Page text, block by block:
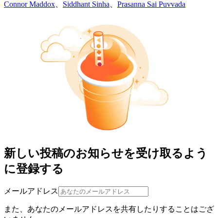
Connor Maddox Siddhant Sinha Prasanna Sai Puvvada
新しい投稿のお知らせを受け取るよう
に登録する
メールアドレス
また、あなたのメールアドレスを共有したりすることはござ